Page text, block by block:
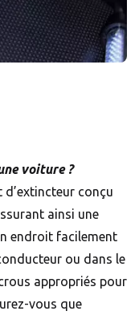
voiture ?
conçu
ainsi une
endroit facilement
ou dans le
appropriés pour
vous que